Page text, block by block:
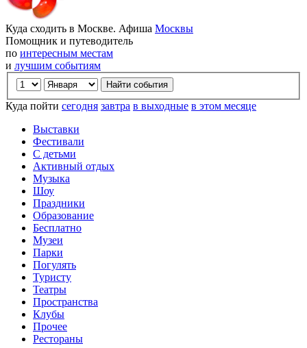
Куда сходить в Москве. Афиша Москвы
Помощник и путеводитель
по интересным местам
и лучшим событиям
Куда пойти сегодня завтра в выходные в этом месяце
Выставки
Фестивали
С детьми
Активный отдых
Музыка
Шоу
Праздники
Образование
Бесплатно
Музеи
Парки
Погулять
Туристу
Театры
Пространства
Клубы
Прочее
Рестораны